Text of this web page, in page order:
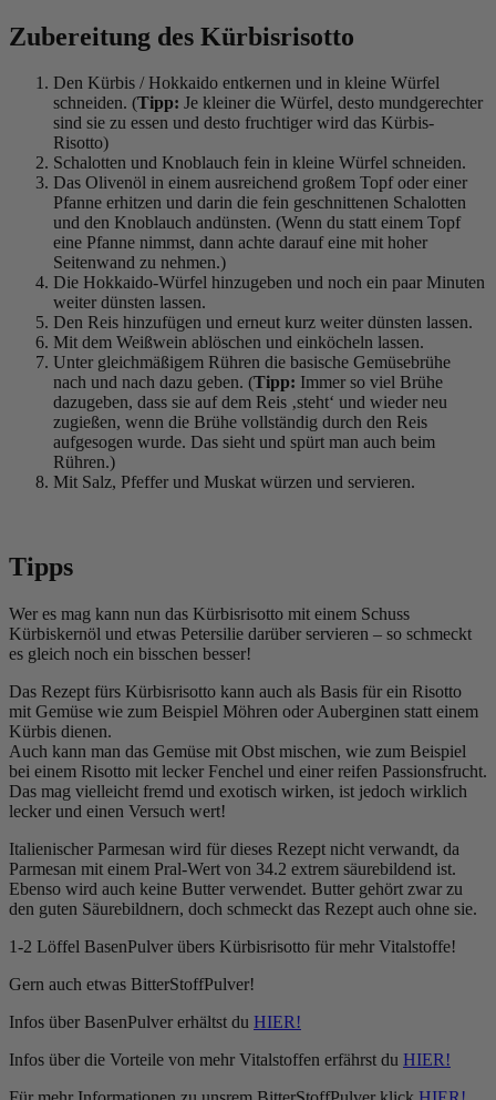
Zubereitung des Kürbisrisotto
Den Kürbis / Hokkaido entkernen und in kleine Würfel
schneiden. (Tipp: Je kleiner die Würfel, desto mundgerechter
sind sie zu essen und desto fruchtiger wird das Kürbis-
Risotto)
Schalotten und Knoblauch fein in kleine Würfel schneiden.
Das Olivenöl in einem ausreichend großem Topf oder einer
Pfanne erhitzen und darin die fein geschnittenen Schalotten
und den Knoblauch andünsten. (Wenn du statt einem Topf
eine Pfanne nimmst, dann achte darauf eine mit hoher
Seitenwand zu nehmen.)
Die Hokkaido-Würfel hinzugeben und noch ein paar Minuten
weiter dünsten lassen.
Den Reis hinzufügen und erneut kurz weiter dünsten lassen.
Mit dem Weißwein ablöschen und einköcheln lassen.
Unter gleichmäßigem Rühren die basische Gemüsebrühe
nach und nach dazu geben. (Tipp: Immer so viel Brühe
dazugeben, dass sie auf dem Reis ‚steht‘ und wieder neu
zugießen, wenn die Brühe vollständig durch den Reis
aufgesogen wurde. Das sieht und spürt man auch beim
Rühren.)
Mit Salz, Pfeffer und Muskat würzen und servieren.
Tipps
Wer es mag kann nun das Kürbisrisotto mit einem Schuss
Kürbiskernöl und etwas Petersilie darüber servieren – so schmeckt
es gleich noch ein bisschen besser!
Das Rezept fürs Kürbisrisotto kann auch als Basis für ein Risotto
mit Gemüse wie zum Beispiel Möhren oder Auberginen statt einem
Kürbis dienen.
Auch kann man das Gemüse mit Obst mischen, wie zum Beispiel
bei einem Risotto mit lecker Fenchel und einer reifen Passionsfrucht.
Das mag vielleicht fremd und exotisch wirken, ist jedoch wirklich
lecker und einen Versuch wert!
Italienischer Parmesan wird für dieses Rezept nicht verwandt, da
Parmesan mit einem Pral-Wert von 34.2 extrem säurebildend ist.
Ebenso wird auch keine Butter verwendet. Butter gehört zwar zu
den guten Säurebildnern, doch schmeckt das Rezept auch ohne sie.
1-2 Löffel BasenPulver übers Kürbisrisotto für mehr Vitalstoffe!
Gern auch etwas BitterStoffPulver!
Infos über BasenPulver erhältst du HIER!
Infos über die Vorteile von mehr Vitalstoffen erfährst du HIER!